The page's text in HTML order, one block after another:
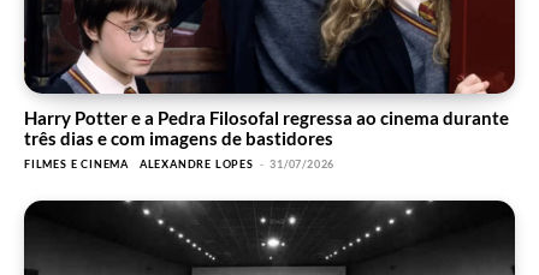
Harry Potter e a Pedra Filosofal regressa ao cinema durante
três dias e com imagens de bastidores
FILMES E CINEMA ALEXANDRE LOPES - 31/07/2026